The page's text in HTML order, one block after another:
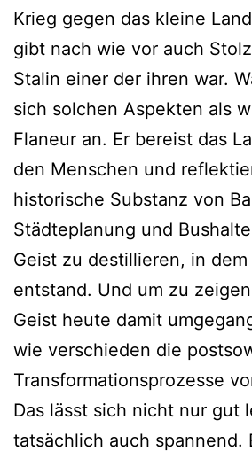
Krieg gegen das kleine
gibt nach wie vor auch
Stalin einer der ihren war.
sich solchen Aspekten als
Flaneur an. Er bereist das
den Menschen und
historische Substanz von
Städteplanung und
Geist zu destillieren, in
entstand. Und um zu
Geist heute damit
wie verschieden die
Transformationsprozesse
Das lässt sich nicht nur gut
tatsächlich auch spannend.